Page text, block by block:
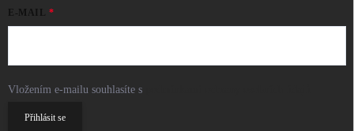
E-MAIL
Vložením e-mailu souhlasíte s
Přihlásit se